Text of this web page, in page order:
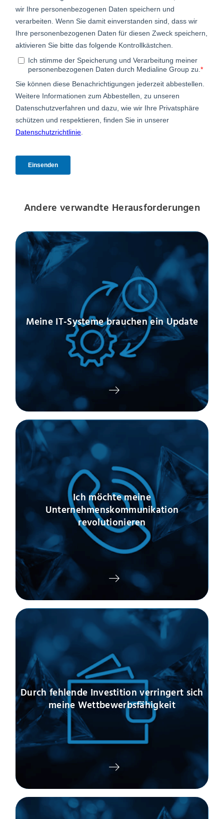
Andere verwandte Herausforderungen
Meine IT-Systeme brauchen ein Update
Ich möchte meine
Unternehmenskommunikation
revolutionieren
Durch fehlende Investition verringert sich
meine Wettbewerbsfähigkeit